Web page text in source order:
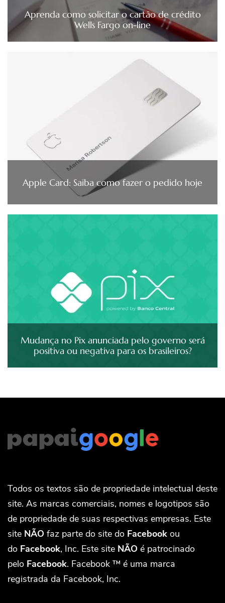
Aprenda como solicitar o cartão de crédito
Wells Fargo on-line
Apple Card: Saiba como fazer o pedido hoje
Mudança no Pix anunciada pelo governo será
positiva ou negativa para os brasileiros?
Todos os textos são de propriedade intelectual deste
site. As marcas comerciais, nomes e logotipos são
de propriedade de suas respectivas empresas. Este
site NÃO faz parte do site do Facebook ou
do Facebook, Inc. Este site NÃO é patrocinado
pelo Facebook. Facebook ™ é uma marca
registrada da Facebook, Inc.